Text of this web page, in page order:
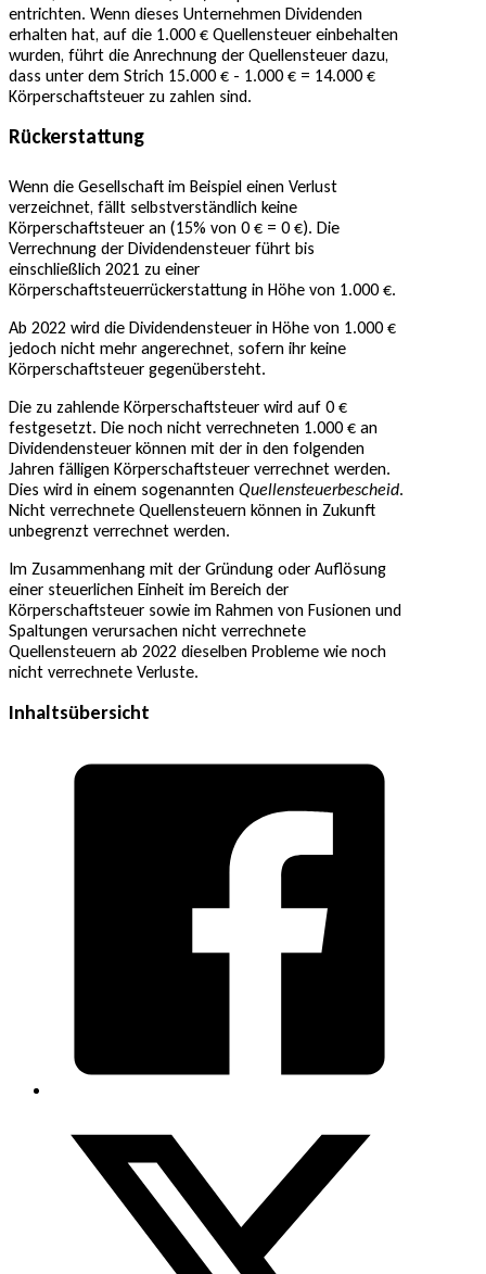
entrichten. Wenn dieses Unternehmen Dividenden
erhalten hat, auf die 1.000 € Quellensteuer einbehalten
wurden, führt die Anrechnung der Quellensteuer dazu,
dass unter dem Strich 15.000 € - 1.000 € = 14.000 €
Körperschaftsteuer zu zahlen sind.
Rückerstattung
Wenn die Gesellschaft im Beispiel einen Verlust
verzeichnet, fällt selbstverständlich keine
Körperschaftsteuer an (15% von 0 € = 0 €). Die
Verrechnung der Dividendensteuer führt bis
einschließlich 2021 zu einer
Körperschaftsteuerrückerstattung in Höhe von 1.000 €.
Ab 2022 wird die Dividendensteuer in Höhe von 1.000 €
jedoch nicht mehr angerechnet, sofern ihr keine
Körperschaftsteuer gegenübersteht.
Die zu zahlende Körperschaftsteuer wird auf 0 €
festgesetzt. Die noch nicht verrechneten 1.000 € an
Dividendensteuer können mit der in den folgenden
Jahren fälligen Körperschaftsteuer verrechnet werden.
Dies wird in einem sogenannten Quellensteuerbescheid.
Nicht verrechnete Quellensteuern können in Zukunft
unbegrenzt verrechnet werden.
Im Zusammenhang mit der Gründung oder Auflösung
einer steuerlichen Einheit im Bereich der
Körperschaftsteuer sowie im Rahmen von Fusionen und
Spaltungen verursachen nicht verrechnete
Quellensteuern ab 2022 dieselben Probleme wie noch
nicht verrechnete Verluste.
Inhaltsübersicht